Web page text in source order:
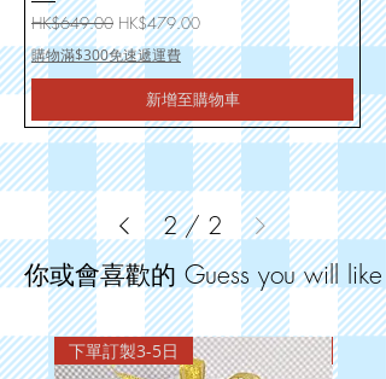
一般價格
HK$649.00 促銷價格
HK$479.00
購物滿$300免速遞運費
新增至購物車
2 / 2
你或會喜歡的 Guess you will like
下單訂製3-5日